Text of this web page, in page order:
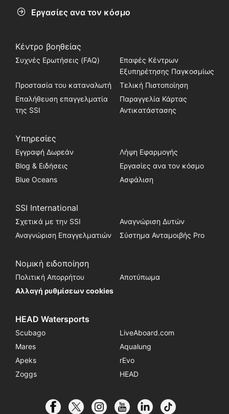
Εργασίες ανα τον κόσμο
Κέντρο βοηθείας
Συχνές Ερωτήσεις (FAQ)
Επαφές Κέντρων
Εξυπηρέτησης Παγκοσμίως
Προστασία του καταναλωτή
Τελική Πιστοποίηση
Επαλήθευση επαγγελματία
της SSI
Παραγγελία Κάρτας
Αντικατάστασης
Υπηρεσίες
Εγγραφή Δωρεάν
Λήψη Εφαρμογής
Blog & Ειδήσεις
Εργασίες ανα τον κόσμο
Blue Oceans
Ασφάλιση
SSI International
Σχετικά με την SSI
Αναγνώριση Δυτών
Αναγνώριση Επαγγελματιών
Σύστημα Ανταμοιβής Pro
Νομική ειδοποίηση
Πολιτική Απορρήτου
Αποτύπωμα
Αλλαγή ρυθμίσεων cookies
HEAD Watersports
Scubago
LiveAboard.com
Mares
Aqualung
Apeks
rEvo
Zoggs
HEAD